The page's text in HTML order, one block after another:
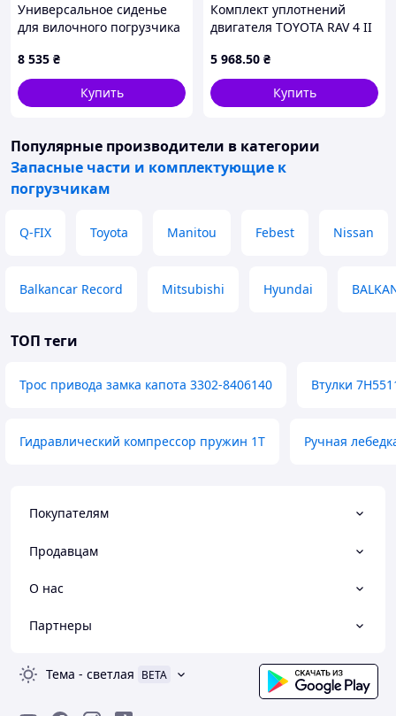
Универсальное сиденье
для вилочного погрузчика
сиденья для трактора,
сиденья для трактора,
сиденья для
8 535 ₴
Купить
Комплект уплотнений
двигателя TOYOTA RAV 4 II
5 968.50 ₴
Купить
Популярные производители в категории
Запасные части и комплектующие к
погрузчикам
Q-FIX Toyota Manitou Febest Nissan
Balkancar Record Mitsubishi Hyundai
ТОП теги
Трос привода замка капота 3302-8406140 Втулки
Гидравлический компрессор пружин 1T Ручная
Покупателям
Продавцам
О нас
Партнеры
Тема - светлая BETA